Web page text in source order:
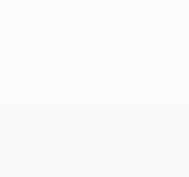
chi è, cosa fa e
sviluppo